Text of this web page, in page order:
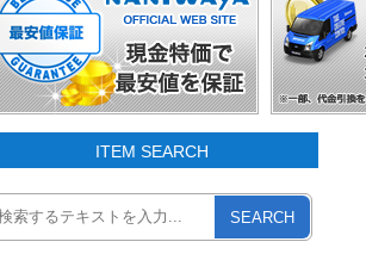
ITEM SEARCH
SEARCH